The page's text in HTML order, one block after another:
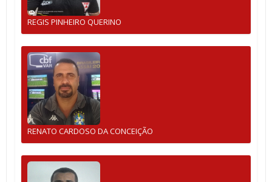
REGIS PINHEIRO QUERINO
RENATO CARDOSO DA CONCEIÇÃO